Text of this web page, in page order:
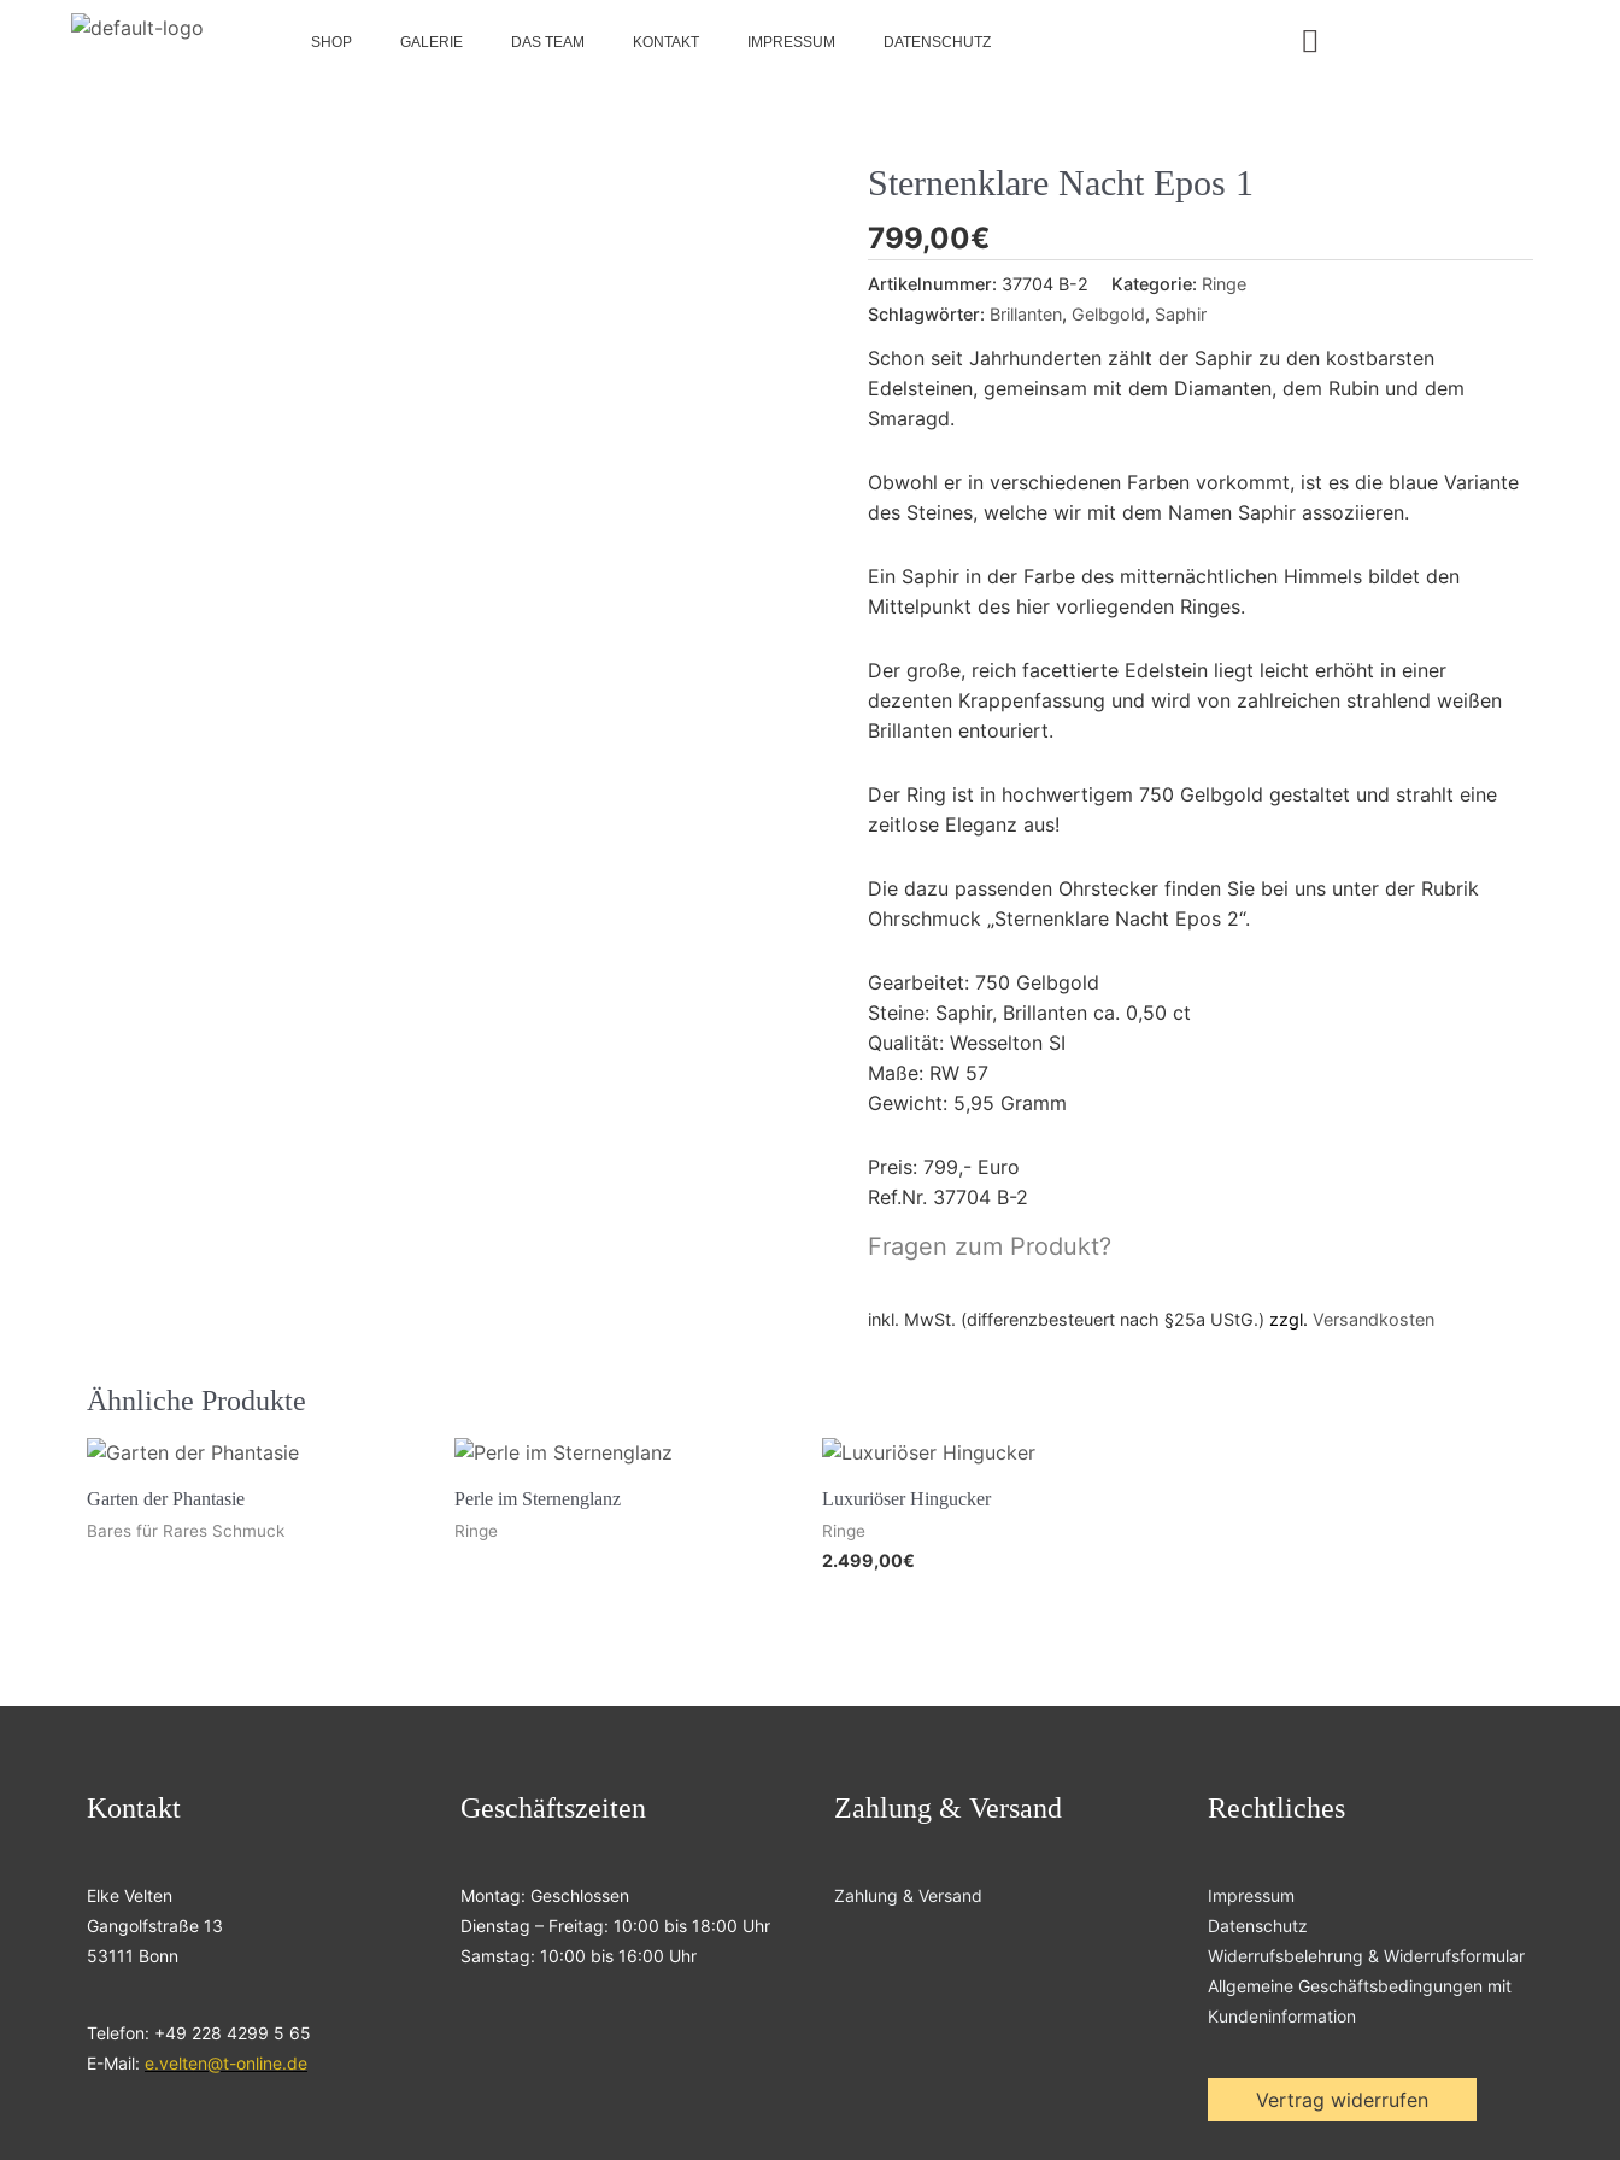
SHOP GALERIE DAS TEAM KONTAKT IMPRESSUM DATENSCHUTZ
Sternenklare Nacht Epos 1
799,00€
Artikelnummer: 37704 B-2 Kategorie: Ringe
Schlagwörter: Brillanten, Gelbgold, Saphir
Schon seit Jahrhunderten zählt der Saphir zu den kostbarsten
Edelsteinen, gemeinsam mit dem Diamanten, dem Rubin und dem
Smaragd.
Obwohl er in verschiedenen Farben vorkommt, ist es die blaue Variante
des Steines, welche wir mit dem Namen Saphir assoziieren.
Ein Saphir in der Farbe des mitternächtlichen Himmels bildet den
Mittelpunkt des hier vorliegenden Ringes.
Der große, reich facettierte Edelstein liegt leicht erhöht in einer
dezenten Krappenfassung und wird von zahlreichen strahlend weißen
Brillanten entouriert.
Der Ring ist in hochwertigem 750 Gelbgold gestaltet und strahlt eine
zeitlose Eleganz aus!
Die dazu passenden Ohrstecker finden Sie bei uns unter der Rubrik
Ohrschmuck „Sternenklare Nacht Epos 2“.
Gearbeitet: 750 Gelbgold
Steine: Saphir, Brillanten ca. 0,50 ct
Qualität: Wesselton SI
Maße: RW 57
Gewicht: 5,95 Gramm
Preis: 799,- Euro
Ref.Nr. 37704 B-2
Fragen zum Produkt?
inkl. MwSt. (differenzbesteuert nach §25a UStG.) zzgl. Versandkosten
Ähnliche Produkte
Garten der Phantasie
Bares für Rares Schmuck
Perle im Sternenglanz
Ringe
Luxuriöser Hingucker
Ringe
2.499,00€
Kontakt
Elke Velten
Gangolfstraße 13
53111 Bonn
Telefon: +49 228 4299 5 65
E-Mail: e.velten@t-online.de
Geschäftszeiten
Montag: Geschlossen
Dienstag – Freitag: 10:00 bis 18:00 Uhr
Samstag: 10:00 bis 16:00 Uhr
Zahlung & Versand
Zahlung & Versand
Rechtliches
Impressum
Datenschutz
Widerrufsbelehrung & Widerrufsformular
Allgemeine Geschäftsbedingungen mit
Kundeninformation
Vertrag widerrufen